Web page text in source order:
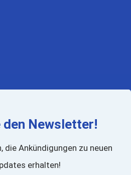
den Newsletter!
die Ankündigungen zu neuen
erhalten!